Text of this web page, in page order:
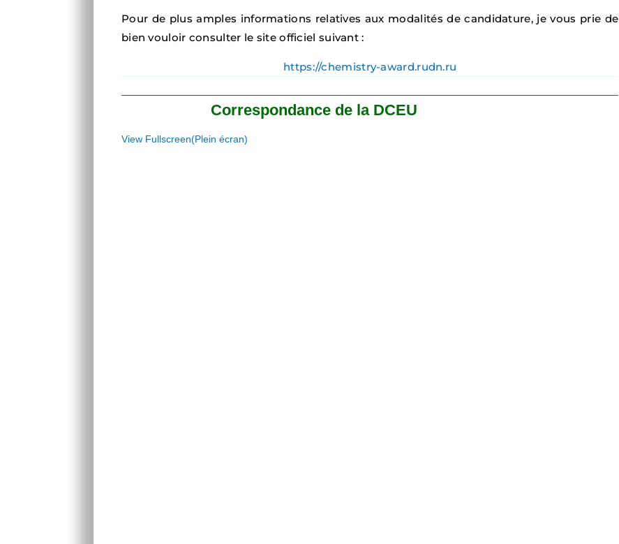
Pour de plus amples informations relatives aux modalités de candidature, je vous prie de
bien vouloir consulter le site officiel suivant :
https://chemistry-award.rudn.ru
Correspondance de la DCEU
View Fullscreen(Plein écran)